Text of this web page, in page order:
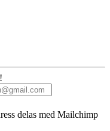
delas med Mailchimp